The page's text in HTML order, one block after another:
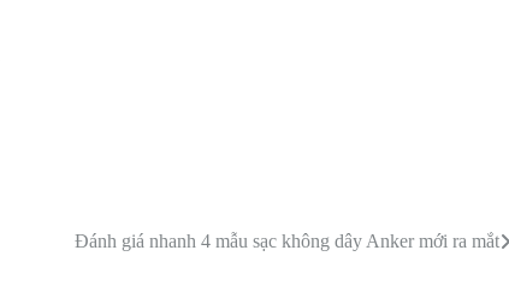
Đánh giá nhanh 4 mẫu sạc không dây Anker mới ra mắt